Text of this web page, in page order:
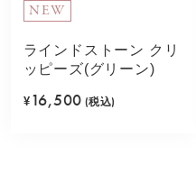
NEW
ラインドストーン クリ
ッピーズ(グリーン)
¥ 16,500 (税込)